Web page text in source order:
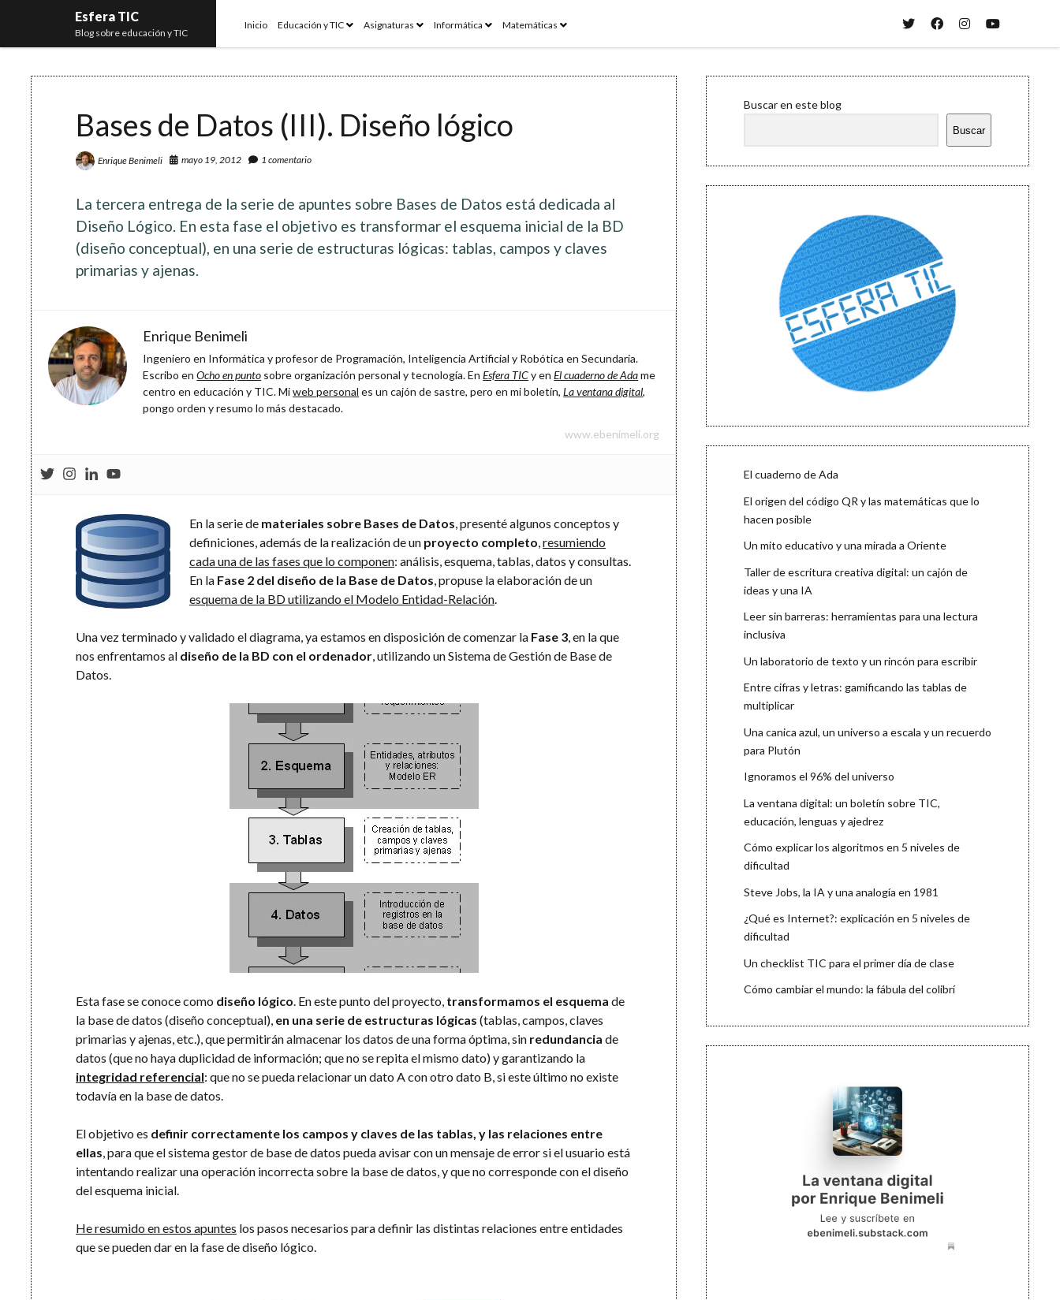
Esfera TIC
Blog sobre educación y TIC
Inicio Educación y TIC openAsignaturas openInformática openMatemáticas open
twitterfacebook
instagramyoutube
Bases de Datos (III). Diseño lógico
Enrique Benimeli mayo 19, 2012 1 comentario
La tercera entrega de la serie de apuntes sobre Bases de Datos está dedicada al
Diseño Lógico. En esta fase el objetivo es transformar el esquema inicial de la BD
(diseño conceptual), en una serie de estructuras lógicas: tablas, campos y claves
primarias y ajenas.
Enrique Benimeli
Ingeniero en Informática y profesor de Programación, Inteligencia Artificial y Robótica en Secundaria.
Escribo enOcho en punto sobre organización personal y tecnología. EnEsfera TICy enEl cuaderno de Adame
centro en educación y TIC. Miweb personal es un cajón de sastre, pero en mi boletín,La ventana digital,
pongo orden y resumo lo más destacado.
www.ebenimeli.org
En la serie de materiales sobre Bases de Datos , presenté algunos conceptos y
definiciones, además de la realización de un proyecto completo resumiendo
cada una de las fases que lo componen: análisis, esquema, tablas, datos y consultas.
En la Fase 2 del diseño de la Base de Datos , propuse la elaboración de un
esquema de la BD utilizando el Modelo Entidad-Relación.
Una vez terminado y validado el diagrama, ya estamos en disposición de comenzar la Fase 3, en la que
nos enfrentamos al diseño de la BD con el ordenador, utilizando un Sistema de Gestión de Base de
Datos.
Esta fase se conoce como diseño lógico . En este punto del proyecto, transformamos el esquema de
la base de datos (diseño conceptual), en una serie de estructuras lógicas (tablas, campos, claves
primarias y ajenas, etc.), que permitirán almacenar los datos de una forma óptima, sin redundancia de
datos (que no haya duplicidad de información; que no se repita el mismo dato) y garantizando la
integridad referencial: que no se pueda relacionar un dato A con otro dato B, si este último no existe
todavía en la base de datos.
El objetivo es definir correctamente los campos y claves de las tablas, y las relaciones entre
ellas , para que el sistema gestor de base de datos pueda avisar con un mensaje de error si el usuario está
intentando realizar una operación incorrecta sobre la base de datos, y que no corresponde con el diseño
del esquema inicial.
He resumido en estos apuntes los pasos necesarios para definir las distintas relaciones entre entidades
que se pueden dar en la fase de diseño lógico.
Sidebar
Buscar en este blog
Buscar
El cuaderno de Ada
El origen del código QR y las matemáticas que lo
hacen posible
Un mito educativo y una mirada a Oriente
Taller de escritura creativa digital: un cajón de
ideas y una IA
Leer sin barreras: herramientas para una lectura
inclusiva
Un laboratorio de texto y un rincón para escribir
Entre cifras y letras: gamificando las tablas de
multiplicar
Una canica azul, un universo a escala y un recuerdo
para Plutón
Ignoramos el 96% del universo
La ventana digital: un boletín sobre TIC,
educación, lenguas y ajedrez
Cómo explicar los algoritmos en 5 niveles de
dificultad
Steve Jobs, la IA y una analogía en 1981
¿Qué es Internet?: explicación en 5 niveles de
dificultad
Un checklist TIC para el primer día de clase
Cómo cambiar el mundo: la fábula del colibrí